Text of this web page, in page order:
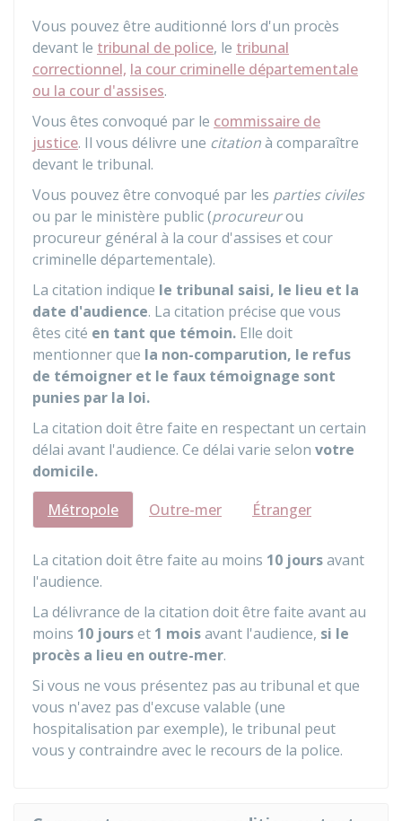
Vous pouvez être auditionné lors d'un procès
devant le tribunal de police, le tribunal
correctionnel, la cour criminelle départementale
ou la cour d'assises.
Vous êtes convoqué par le commissaire de
justice. Il vous délivre une citationà comparaître
devant le tribunal.
Vous pouvez être convoqué par les parties civiles
ou par le ministère public (procureurou
procureur général à la cour d'assises et cour
criminelle départementale).
La citation indique le tribunal saisi, le lieu et la
date d'audience. La citation précise que vous
êtes cité en tant que témoin. Elle doit
mentionner que la non-comparution, le refus
de témoigner et le faux témoignage sont
punies par la loi.
La citation doit être faite en respectant un certain
délai avant l'audience. Ce délai varie selon votre
domicile.
Métropole
Outre-mer Étranger
La citation doit être faite au moins 10 joursavant
l'audience.
La délivrance de la citation doit être faite avant au
moins 10 jourset 1 moisavant l'audience, si le
procès a lieu en outre-mer.
Si vous ne vous présentez pas au tribunal et que
vous n'avez pas d'excuse valable (une
hospitalisation par exemple), le tribunal peut
vous y contraindre avec le recours de la police.